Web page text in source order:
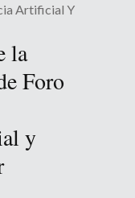
Artificial Y
la
Foro
y